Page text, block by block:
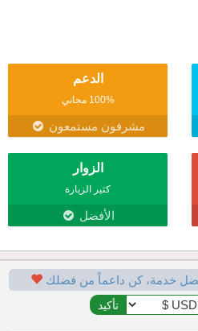
الدعم
100% مجاني
مشرفون مستمعون
الزوار
كثير الزيارة
الأفضل
خدمة، كن داعماً من فضلك